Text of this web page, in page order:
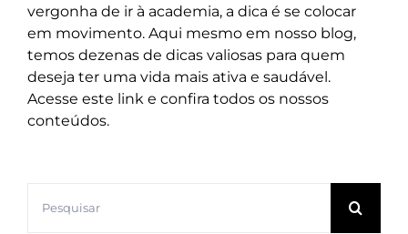
vergonha de ir à academia, a dica é se colocar
em movimento. Aqui mesmo em nosso blog,
temos dezenas de dicas valiosas para quem
deseja ter uma vida mais ativa e saudável.
Acesse este link e confira todos os nossos
conteúdos.
resultados